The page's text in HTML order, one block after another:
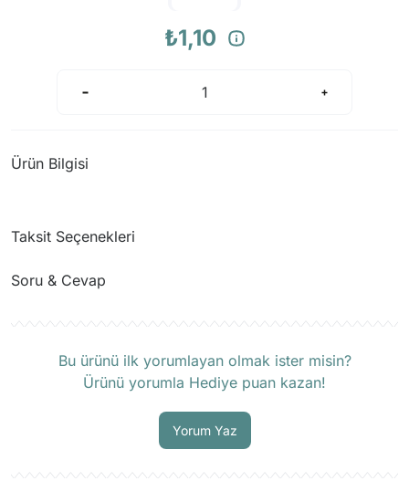
₺1,10
Ürün Bilgisi
Taksit Seçenekleri
Soru & Cevap
Bu ürünü ilk yorumlayan olmak ister misin?
Ürünü yorumla Hediye puan kazan!
Yorum Yaz